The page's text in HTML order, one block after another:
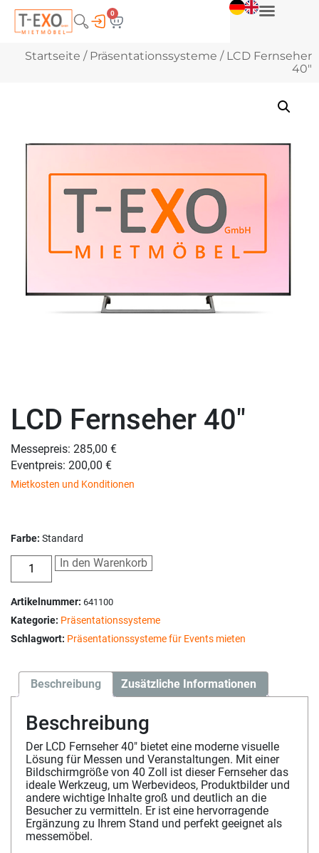
0
Startseite / Präsentationssysteme / LCD Fernseher
40″
LCD Fernseher 40″
Messepreis: 285,00 €
Eventpreis: 200,00 €
Mietkosten und Konditionen
Farbe: Standard
In den Warenkorb
Artikelnummer: 641100
Kategorie: Präsentationssysteme
Schlagwort: Präsentationssysteme für Events mieten
Beschreibung Zusätzliche Informationen
Beschreibung
Der LCD Fernseher 40″ bietet eine moderne visuelle
Lösung für Messen und Veranstaltungen. Mit einer
Bildschirmgröße von 40 Zoll ist dieser Fernseher das
ideale Werkzeug, um Werbevideos, Produktbilder und
andere wichtige Inhalte groß und deutlich an die
Besucher zu vermitteln. Er ist eine hervorragende
Ergänzung zu Ihrem Stand und perfekt geeignet als
messemöbel.